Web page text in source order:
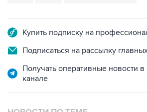
Купить подписку на
Подписаться на рассылку
Получать оперативные новости
канале